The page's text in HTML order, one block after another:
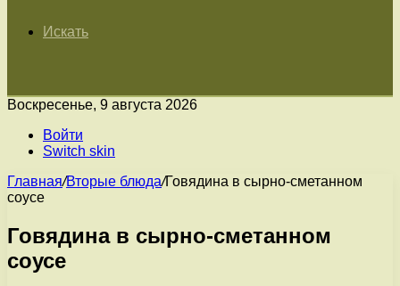
Искать
Воскресенье, 9 августа 2026
Войти
Switch skin
Главная/Вторые блюда/Говядина в сырно-сметанном
соусе
Говядина в сырно-сметанном
соусе